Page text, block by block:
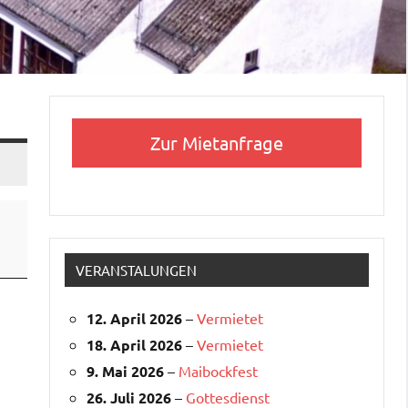
Zur Mietanfrage
VERANSTALUNGEN
12. April 2026 – Vermietet
18. April 2026 – Vermietet
9. Mai 2026 – Maibockfest
26. Juli 2026 – Gottesdienst